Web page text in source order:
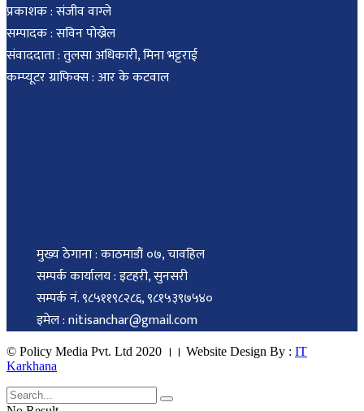
प्रकाशक : संजीव वाग्ले
सम्पादक : सविन पोख्रेल
संवाददाता : तुलसा अधिकारी, मिना भट्टराई
कम्प्यूटर ग्राफिक्स : आर के कटवाल
मुख्य ठेगाना : काठमाडौं ०७, चावहिल
सम्पर्क कार्यालय : इटहरी, सुनसरी
सम्पर्क नं. ९८५११९८२८६, ९८१५३९७५४०
इमेल : nitisanchar@gmail.com
© Policy Media Pvt. Ltd 2020 ।। Website Design By : IT
Karkhana